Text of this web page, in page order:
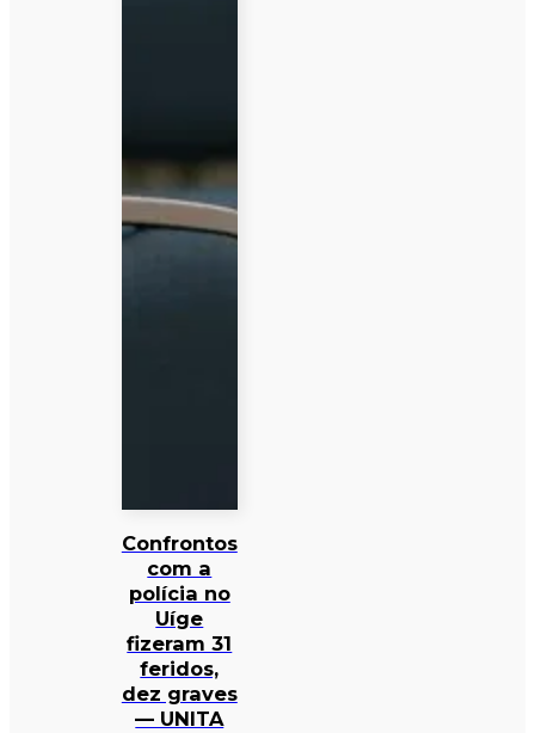
Confrontos
com a
polícia no
Uíge
fizeram 31
feridos,
dez graves
— UNITA